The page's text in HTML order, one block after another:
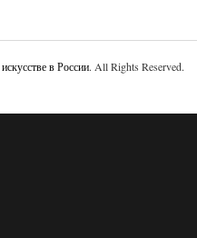
в России. All Rights Reserved.